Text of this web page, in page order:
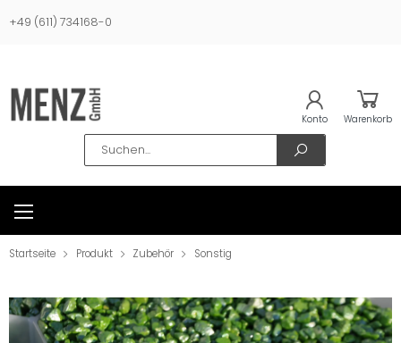
+49 (611) 734168-0
Search
Konto Warenkorb
Startseite Produkt Zubehör Sonstiges